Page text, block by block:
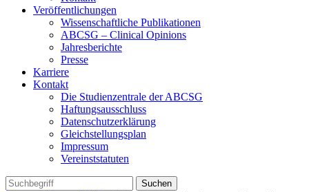
Veröffentlichungen
Wissenschaftliche Publikationen
ABCSG – Clinical Opinions
Jahresberichte
Presse
Karriere
Kontakt
Die Studienzentrale der ABCSG
Haftungsausschluss
Datenschutzerklärung
Gleichstellungsplan
Impressum
Vereinststatuten